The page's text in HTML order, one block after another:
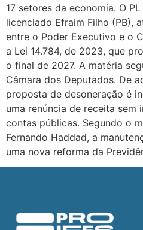
17 setores da economia. O
licenciado Efraim Filho (PB),
entre o Poder Executivo e o
a Lei 14.784, de 2023, que
o final de 2027. A matéria
Câmara dos Deputados. De
proposta de desoneração é
uma renúncia de receita sem
contas públicas. Segundo o
Fernando Haddad, a
uma nova reforma da